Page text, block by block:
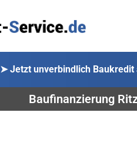
➤ Jetzt unverbindlich Baukredit
Baufinanzierung